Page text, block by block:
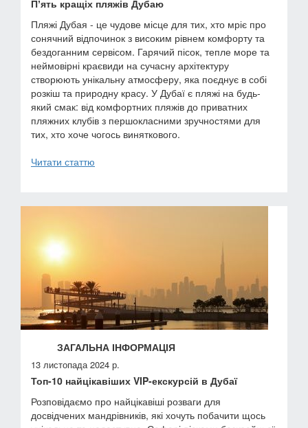
Пʼять кращіх пляжів Дубаю
Пляжі Дубая - це чудове місце для тих, хто мріє про
сонячний відпочинок з високим рівнем комфорту та
бездоганним сервісом. Гарячий пісок, тепле море та
неймовірні краєвиди на сучасну архітектуру
створюють унікальну атмосферу, яка поєднує в собі
розкіш та природну красу. У Дубаї є пляжі на будь-
який смак: від комфортних пляжів до приватних
пляжних клубів з першокласними зручностями для
тих, хто хоче чогось виняткового.
Читати статтю
ЗАГАЛЬНА ІНФОРМАЦІЯ
13 листопада 2024 р.
Топ-10 найцікавіших VIP-екскурсій в Дубаї
Розповідаємо про найцікавіші розваги для
досвідчених мандрівників, які хочуть побачити щось